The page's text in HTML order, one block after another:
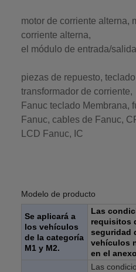
motor de corriente alterna,
corriente alterna,
el módulo de entrada/
piezas de repuesto,
transformador de corriente,
Fanuc teclado Membrana,
Fanuc, cables de Fanuc,
LCD Fanuc, IC
Modelo de producto
Se aplicará a
los vehículos
de la categoría
M1 y M2.
Las
requisitos
seguridad
vehículos
en el
Las